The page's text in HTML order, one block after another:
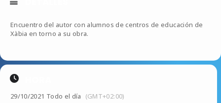
Encuentro del autor con alumnos de centros de educación de
Xàbia en torno a su obra.
29/10/2021 Todo el día (GMT+02:00)